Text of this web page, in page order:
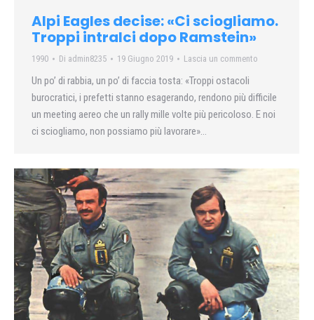
Alpi Eagles decise: «Ci sciogliamo.
Troppi intralci dopo Ramstein»
1990 Di admin8235 19 Giugno 2019 Lascia un commento
Un po’ di rabbia, un po’ di faccia tosta: «Troppi ostacoli
burocratici, i prefetti stanno esagerando, rendono più difficile
un meeting aereo che un rally mille volte più pericoloso. E noi
ci sciogliamo, non possiamo più lavorare»…